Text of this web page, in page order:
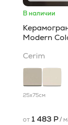
В наличии
Modern
Cerim
25x75см
от 1 483 Р/